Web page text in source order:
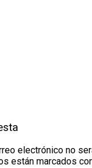
electrónico no
están marcados